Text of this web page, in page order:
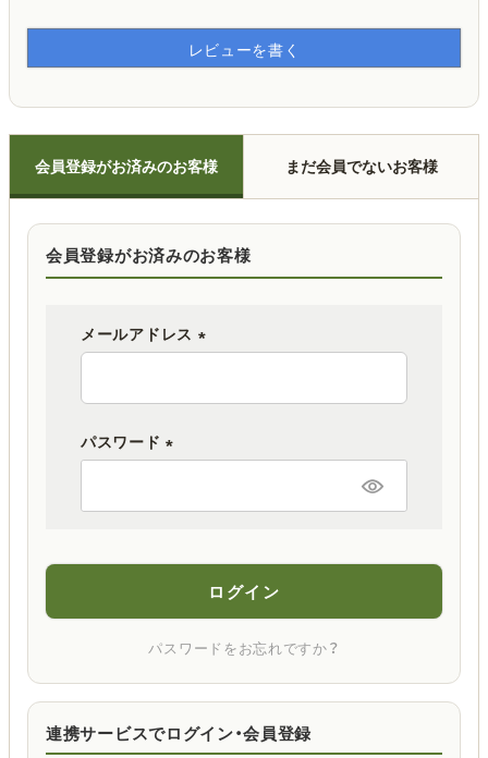
レビューを書く
会員登録がお済みのお客様 まだ会員でないお客様
会員登録がお済みのお客様
メールアドレス
パスワード
ログイン
パスワードをお忘れですか？
連携サービスでログイン・会員登録